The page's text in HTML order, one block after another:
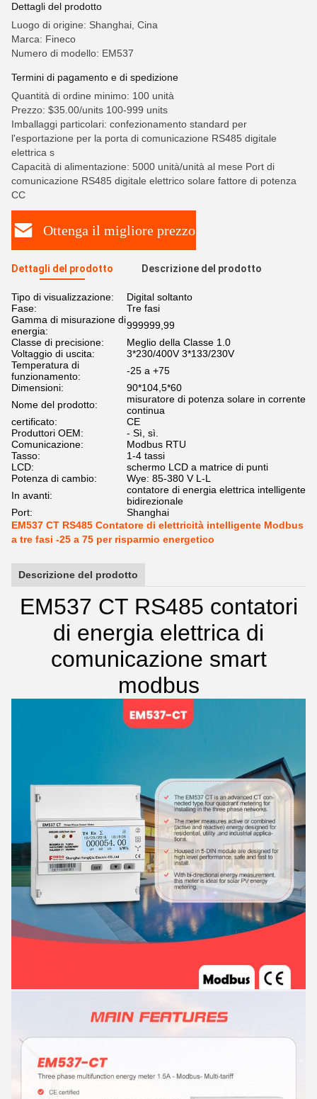
Dettagli del prodotto
Luogo di origine: Shanghai, Cina
Marca: Fineco
Numero di modello: EM537
Termini di pagamento e di spedizione
Quantità di ordine minimo: 100 unità
Prezzo: $35.00/units 100-999 units
Imballaggi particolari: confezionamento standard per
l'esportazione per la porta di comunicazione RS485 digitale
elettrica s
Capacità di alimentazione: 5000 unità/unità al mese Port di
comunicazione RS485 digitale elettrico solare fattore di potenza
CC
Ottenga il migliore prezzo
Dettagli del prodotto Descrizione del prodotto
Tipo di visualizzazione:
Digital soltanto
Fase:
Tre fasi
Gamma di misurazione di
energia:
999999,99
Classe di precisione:
Meglio della Classe 1.0
Voltaggio di uscita:
3*230/400V 3*133/230V
Temperatura di
funzionamento:
-25 a +75
Dimensioni:
90*104,5*60
Nome del prodotto:
misuratore di potenza solare in corrente
continua
certificato:
CE
Produttori OEM:
- Sì, sì.
Comunicazione:
Modbus RTU
Tasso:
1-4 tassi
LCD:
schermo LCD a matrice di punti
Potenza di cambio:
Wye: 85-380 V L-L
In avanti:
contatore di energia elettrica intelligente
bidirezionale
Port:
Shanghai
EM537 CT RS485 Contatore di elettricità intelligente Modbus
a tre fasi -25 a 75 per risparmio energetico
Descrizione del prodotto
EM537 CT RS485 contatori
di energia elettrica di
comunicazione smart
modbus